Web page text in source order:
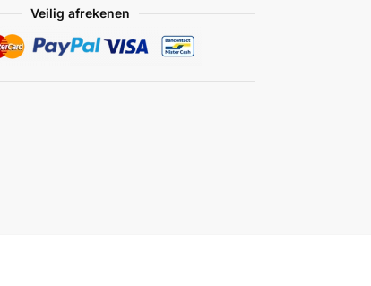
Veilig afrekenen